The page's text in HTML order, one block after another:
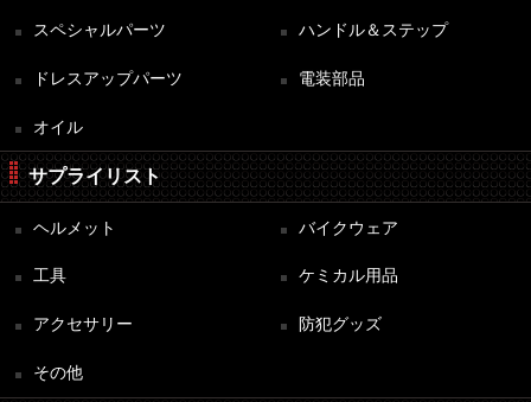
スペシャルパーツ ハンドル＆ステップ
ドレスアップパーツ 電装部品
オイル
サプライリスト
ヘルメット バイクウェア
工具 ケミカル用品
アクセサリー 防犯グッズ
その他